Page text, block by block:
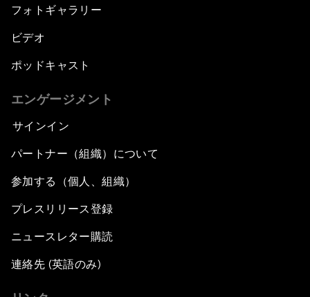
フォトギャラリー
ビデオ
ポッドキャスト
エンゲージメント
サインイン
パートナー（組織）について
参加する（個人、組織）
プレスリリース登録
ニュースレター購読
連絡先 (英語のみ)